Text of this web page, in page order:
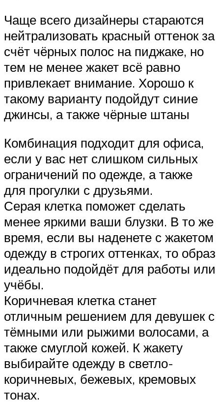
Чаще всего дизайнеры стараются
нейтрализовать красный оттенок за
счёт чёрных полос на пиджаке, но
тем не менее жакет всё равно
привлекает внимание. Хорошо к
такому варианту подойдут синие
джинсы, а также чёрные штаны
Комбинация подходит для офиса,
если у вас нет слишком сильных
ограничений по одежде, а также
для прогулки с друзьями.
Серая клетка поможет сделать
менее яркими ваши блузки. В то же
время, если вы наденете с жакетом
одежду в строгих оттенках, то образ
идеально подойдёт для работы или
учёбы.
Коричневая клетка станет
отличным решением для девушек с
тёмными или рыжими волосами, а
также смуглой кожей. К жакету
выбирайте одежду в светло-
коричневых, бежевых, кремовых
тонах.